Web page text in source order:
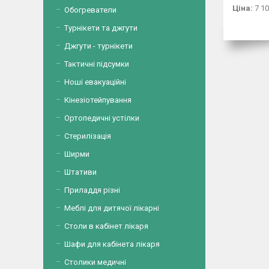
Ціна: 7
Обогреватели
Турнікети та джгути
Джгути - турнікети
Тактичні підсумки
Ноші евакуаційні
Кінезіотейпування
Ортопедичні устілки
Стерилізація
Ширми
Штативи
Приладдя різні
Меблі для дитячої лікарні
Столи в кабінет лікаря
Шафи для кабінета лікаря
Столики медичні